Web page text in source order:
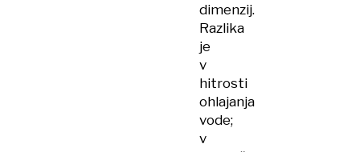
dimenzij.
Razlika
je
v
hitrosti
ohlajanja
vode;
v